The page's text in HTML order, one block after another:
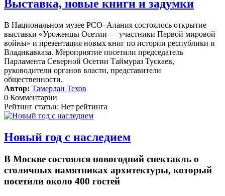
Выставка, новые книги и задумки
В Национальном музее РСО–Алания состоялось открытие
выставки «Уроженцы Осетии — участники Первой мировой
войны» и презентация новых книг по истории республики и
Владикавказа. Мероприятие посетили председатель
Парламента Северной Осетии Таймураз Тускаев,
руководители органов власти, представители
общественности.
Автор: Тамерлан Техов
0 Комментарии
Рейтинг статьи: Нет рейтинга
Новый год с наследием
В Москве состоялся новогодний спектакль о
столичных памятниках архитектуры, который
посетили около 400 гостей